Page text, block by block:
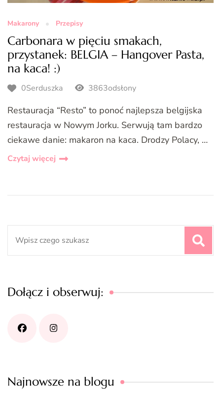
Makarony Przepisy
Carbonara w pięciu smakach,
przystanek: BELGIA – Hangover Pasta,
na kaca! :)
0Serduszka 3863odsłony
Restauracja “Resto” to ponoć najlepsza belgijska
restauracja w Nowym Jorku. Serwują tam bardzo
ciekawe danie: makaron na kaca. Drodzy Polacy, …
Czytaj więcej
Dołącz i obserwuj:
Najnowsze na blogu